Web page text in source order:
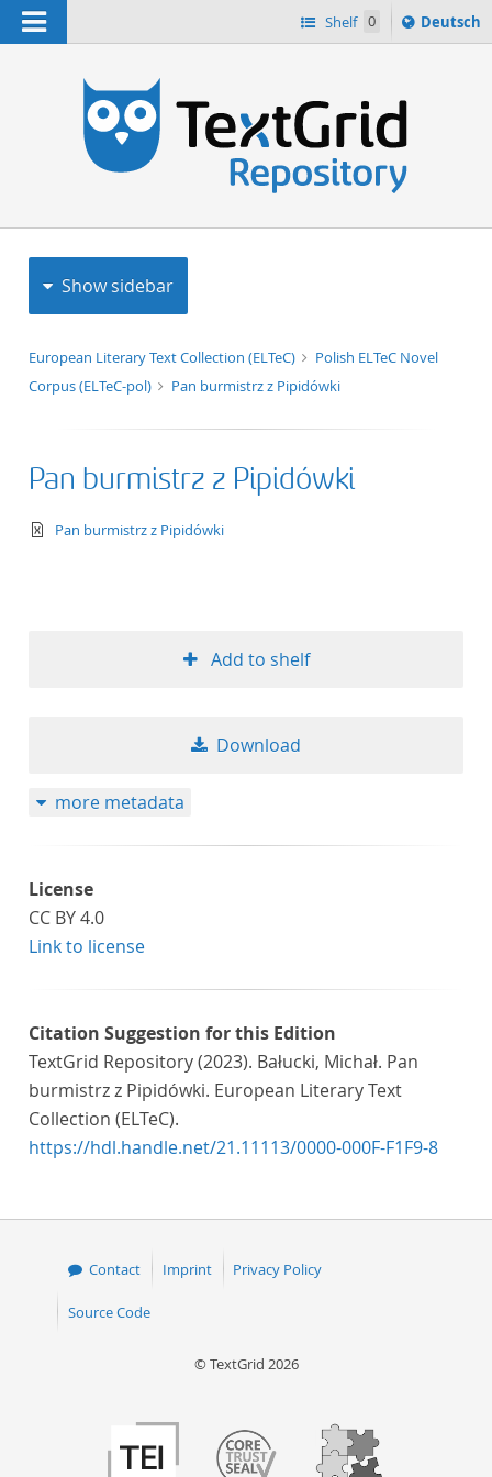
Navigation Shelf 0
Sprache
ï¿½ndern
Deutsch
Show sidebar
European Literary Text Collection (ELTeC)
Polish ELTeC Novel
Corpus (ELTeC-pol)
Pan burmistrz z Pipidówki
Pan burmistrz z Pipidówki
text/xml
Pan burmistrz z Pipidówki
Add to shelf
Download
more metadata
License
CC BY 4.0
Link to license
Citation Suggestion for this Edition
TextGrid Repository (2023). Bałucki, Michał. Pan
burmistrz z Pipidówki. European Literary Text
Collection (ELTeC).
https://hdl.handle.net/21.11113/0000-000F-F1F9-8
Contact Imprint Privacy Policy
Source Code
© TextGrid 2026